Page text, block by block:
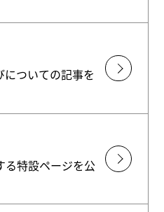
ついての記事を
る特設ページを公